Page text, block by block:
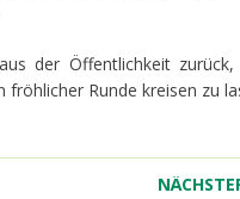
der Öffentlichkeit
Runde kreisen zu